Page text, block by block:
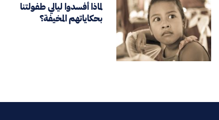
لماذا أفسدوا ليالي طفولتنا
بحكاياتهم المخيفة؟